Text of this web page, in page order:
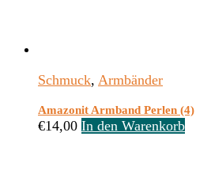
Schmuck, Armbänder
Amazonit Armband Perlen (4)
€14,00 In den Warenkorb